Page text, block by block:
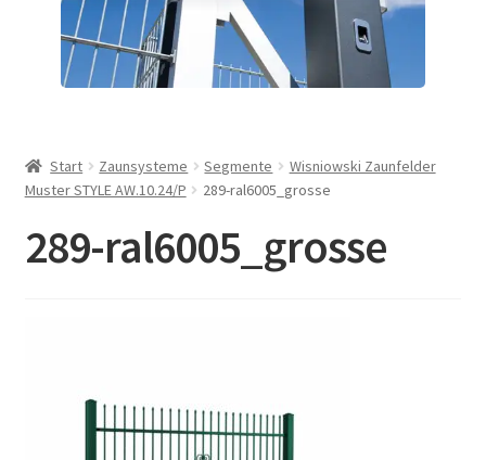
Start Zaunsysteme Segmente
Wisniowski Zaunfelder
Muster STYLE AW.10.24/P
289-ral6005_grosse
289-ral6005_grosse